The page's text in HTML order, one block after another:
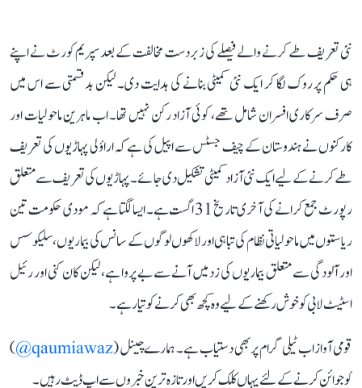
نئی تعریف طے کرنے والے فیصلے کی زبردست مخالفت کے بعد سپریم کورٹ نے اپنے
ہی حکم پر روک لگا کر ایک نئی کمیٹی بنانے کی ہدایت دی۔ لیکن بدقسمتی سے اس میں
صرف سرکاری افسران شامل تھے، کوئی آزاد رکن نہیں تھا۔ اب ماہرین ماحولیات اور
کارکنوں نے ہندوستان کے چیف جسٹس سے اپیل کی ہے کہ اراؤلی پہاڑیوں کی تعریف
طے کرنے کے لیے ایک نئی آزاد کمیٹی تشکیل دی جائے۔ پہاڑیوں کی تعریف سے متعلق
رپورٹ جمع کرانے کی آخری تاریخ 31 اگست ہے۔ ایسا لگتا ہے کہ مودی حکومت تین
ریاستوں میں ماحولیاتی نظام کی تباہی اور لاکھوں لوگوں کے سانس کی بیماریوں، سلیکوسس
اور آلودگی سے متعلق بیماریوں کی زد میں آنے سے بے پروا ہے، لیکن کان کنی اور رئیل
اسٹیٹ لابی کو خوش رکھنے کے لیے وہ کچھ بھی کرنے کو تیار ہے۔
قومی آواز اب ٹیلی گرام پر بھی دستیاب ہے۔ ہمارے چینل (qaumiawaz@
)
کو جوائن کرنے کے لئے یہاں کلک کریں اور تازہ ترین خبروں سے اپ ڈیٹ رہیں۔